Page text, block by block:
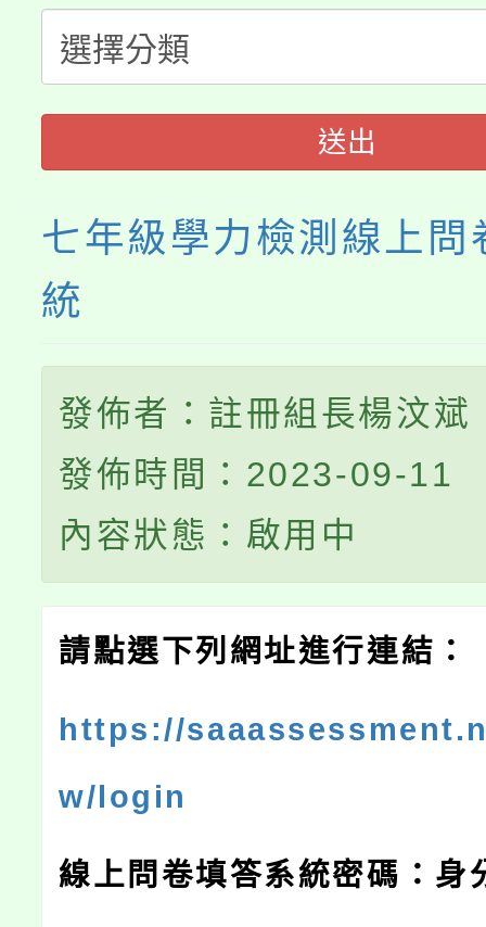
系所師生報名參加。
踴躍報名參加。
義教育推展貢獻獎」
送出
七年級學力檢測線上問
統
發佈者：註冊組長楊汶斌
發佈時間：2023-09-11
內容狀態：啟用中
請點選下列網址進行連結：
https://
w/login
線上問卷填答系統密碼：身